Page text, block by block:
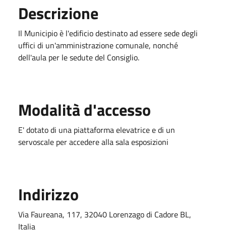
Descrizione
Il Municipio è l'edificio destinato ad essere sede degli
uffici di un'amministrazione comunale, nonché
dell'aula per le sedute del Consiglio.
Modalità d'accesso
E' dotato di una piattaforma elevatrice e di un
servoscale per accedere alla sala esposizioni
Indirizzo
Via Faureana, 117, 32040 Lorenzago di Cadore BL,
Italia